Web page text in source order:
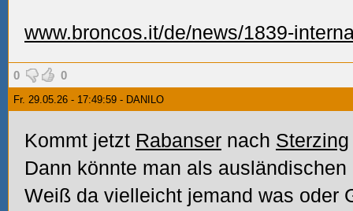
www.broncos.it/de/news/1839-
0 0
Fr. 29.05.26 - 17:49:59 - DANILO
Kommt jetzt Rabanser nach Sterzing
Dann könnte man als
Weiß da vielleicht jemand was oder